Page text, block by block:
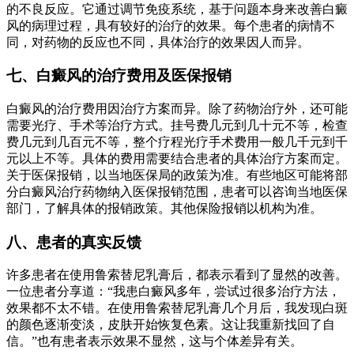
的不良反应。它通过调节免疫系统，基于问题本身来改善白癜
风的病理过程，具有较好的治疗的效果。每个患者的病情不
同，对药物的反应也不同，具体治疗的效果因人而异。
七、白癜风的治疗费用及医保报销
白癜风的治疗费用因治疗方案而异。除了药物治疗外，还可能
需要光疗、手术等治疗方式。挂号费几元到几十元不等，检查
费几元到几百元不等，整个疗程光疗手术费用一般几千元到千
元以上不等。具体的费用需要结合患者的具体治疗方案而定。
关于医保报销，以当地医保局的政策为准。有些地区可能将部
分白癜风治疗药物纳入医保报销范围，患者可以咨询当地医保
部门，了解具体的报销政策。其他保险报销以机构为准。
八、患者的真实反馈
许多患者在使用鲁索替尼乳膏后，都表示看到了显然的改善。
一位患者分享道：“我患白癜风多年，尝试过很多治疗方法，
效果都不太不错。在使用鲁索替尼乳膏几个月后，我发现白斑
的颜色逐渐变淡，皮肤开始恢复色素。这让我重新找回了自
信。”也有患者表示效果不显然，这与个体差异有关。